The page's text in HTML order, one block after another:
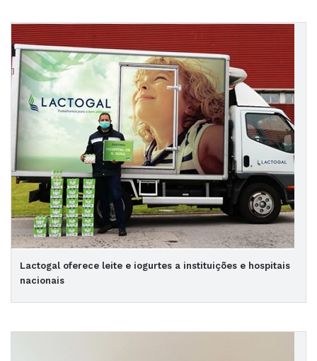
Lactogal oferece leite e iogurtes a instituições e hospitais
nacionais